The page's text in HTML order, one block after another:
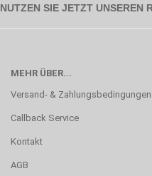
NUTZEN SIE JETZT UNSEREN
MEHR ÜBER...
Versand- & Zahlungsbedingungen
Callback Service
Kontakt
AGB